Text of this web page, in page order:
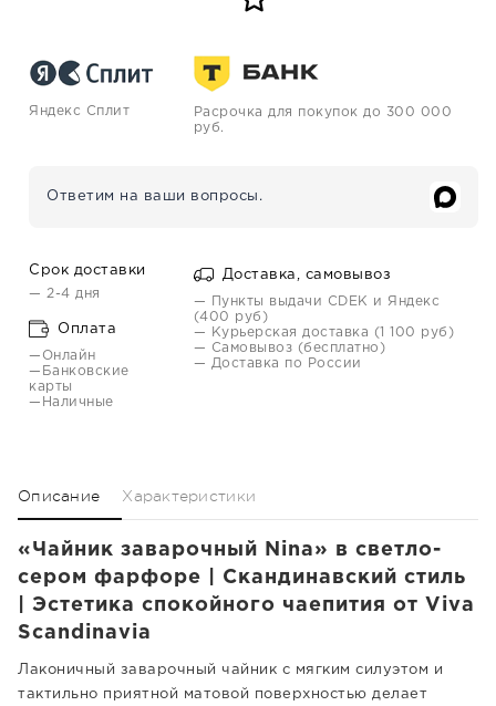
Яндекс Сплит
Расрочка для покупок до 300 000
руб.
Ответим на ваши вопросы.
Срок доставки
— 2-4 дня
Оплата
—Онлайн
—Банковские
карты
—Наличные
Доставка, самовывоз
— Пункты выдачи CDEK и Яндекс
(400 руб)
— Курьерская доставка (1 100 руб)
— Самовывоз (бесплатно)
— Доставка по России
Описание Характеристики
«Чайник заварочный Nina» в светло-
сером фарфоре | Скандинавский стиль
| Эстетика спокойного чаепития от Viva
Scandinavia
Лаконичный заварочный чайник с мягким силуэтом и
тактильно приятной матовой поверхностью делает